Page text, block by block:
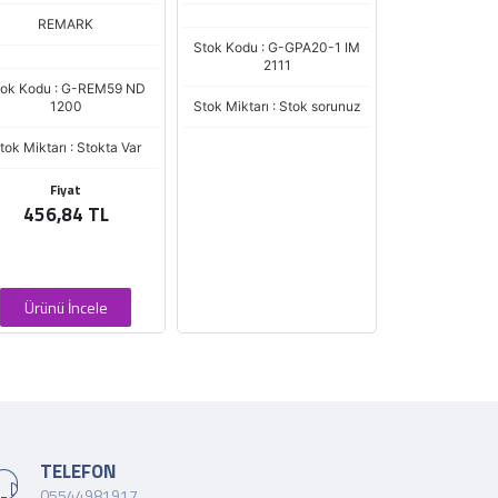
Miktarı : Stok sorunuz
Stok Kodu : G-GPA20-1 IM
1218
Stok Miktarı : Stok sorunuz
TELEFON